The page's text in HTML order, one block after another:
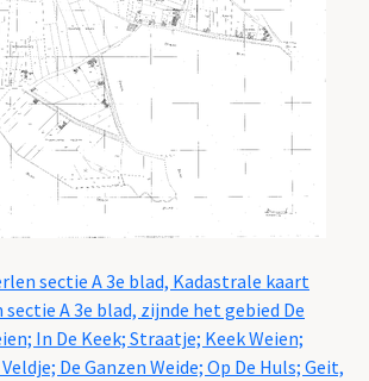
sectie A 3e blad, Kadastrale kaart
A 3e blad, zijnde het gebied De
In De Keek; Straatje; Keek Weien;
De Ganzen Weide; Op De Huls; Geit,